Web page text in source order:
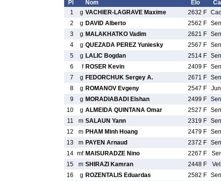
Pl Nom Elo
1
g VACHIER-LAGRAVE Maxime 2632 F
2
g DAVID Alberto 2562 F
3
g MALAKHATKO Vadim 2621 F
4
g QUEZADA PEREZ Yuniesky 2567 F
5
g LALIC Bogdan 2514 F
6
f ROSER Kevin 2409 F
7
g FEDORCHUK Sergey A. 2671 F
8
g ROMANOV Evgeny 2547 F
9
g MORADIABADI Elshan 2499 F
10
g ALMEIDA QUINTANA Omar 2527 F
11
m SALAUN Yann 2319 F
12
m PHAM Minh Hoang 2479 F
13
m PAYEN Arnaud 2372 F
14 mf MAISURADZE Nino 2267 F
15
m SHIRAZI Kamran 2448 F
16
g ROZENTALIS Eduardas 2582 F